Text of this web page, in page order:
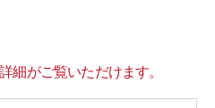
細がご覧いただけます。